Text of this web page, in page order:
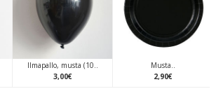
Ilmapallo, musta (10..
3,00€
Musta..
2,90€